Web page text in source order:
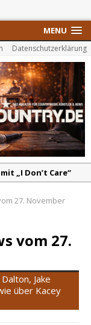
MENU
Datenschutzerklärung
„I Don’t Care“
erreicht
mit neuem
Musikvideo zu
erscheint
27. November
vom 27.
Jake
über Kacey